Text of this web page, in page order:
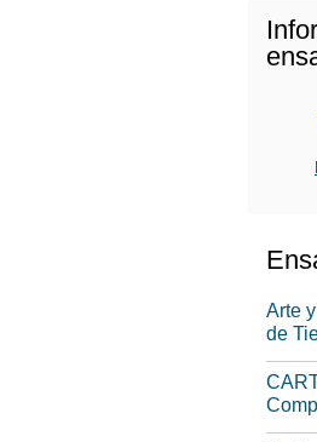
Arte
de